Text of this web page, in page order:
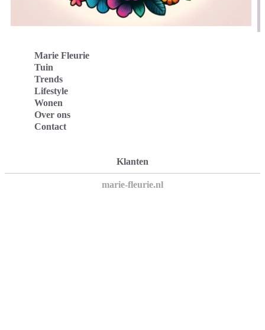
Marie Fleurie
Tuin
Trends
Lifestyle
Wonen
Over ons
Contact
Klanten
marie-fleurie.nl